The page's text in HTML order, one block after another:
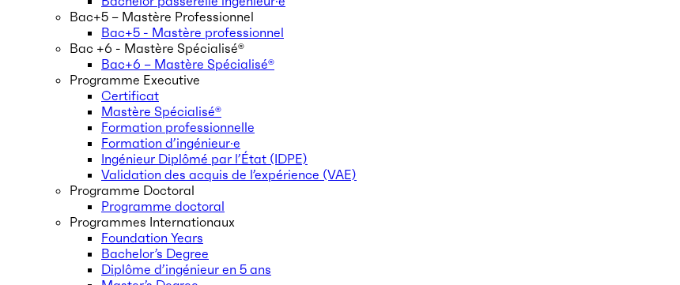
Bac+5 – Mastère Professionnel
Bac+5 - Mastère professionnel
Bac +6 - Mastère Spécialisé®
Bac+6 – Mastère Spécialisé®
Programme Executive
Certificat
Mastère Spécialisé®
Formation professionnelle
Formation d’ingénieur·e
Ingénieur Diplômé par l’État (IDPE)
Validation des acquis de l’expérience (VAE)
Programme Doctoral
Programme doctoral
Programmes Internationaux
Foundation Years
Bachelor’s Degree
Diplôme d’ingénieur en 5 ans